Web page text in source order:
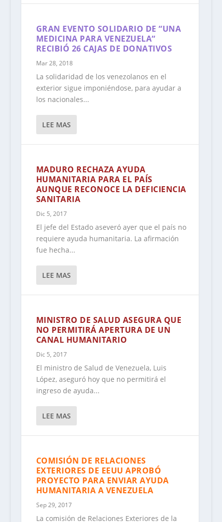
GRAN EVENTO SOLIDARIO DE “UNA
MEDICINA PARA VENEZUELA“
RECIBIÓ 26 CAJAS DE DONATIVOS
Mar 28, 2018
La solidaridad de los venezolanos en el
exterior sigue imponiéndose, para ayudar a
los nacionales...
LEE MAS
MADURO RECHAZA AYUDA
HUMANITARIA PARA EL PAÍS
AUNQUE RECONOCE LA DEFICIENCIA
SANITARIA
Dic 5, 2017
El jefe del Estado aseveró ayer que el país no
requiere ayuda humanitaria. La afirmación
fue hecha...
LEE MAS
MINISTRO DE SALUD ASEGURA QUE
NO PERMITIRÁ APERTURA DE UN
CANAL HUMANITARIO
Dic 5, 2017
El ministro de Salud de Venezuela, Luis
López, aseguró hoy que no permitirá el
ingreso de ayuda...
LEE MAS
COMISIÓN DE RELACIONES
EXTERIORES DE EEUU APROBÓ
PROYECTO PARA ENVIAR AYUDA
HUMANITARIA A VENEZUELA
Sep 29, 2017
La comisión de Relaciones Exteriores de la